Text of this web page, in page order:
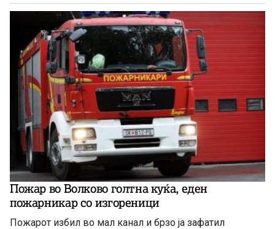
Пожар во Волково голтна куќа, еден
пожарникар со изгореници
Пожарот избил во мал канал и брзо ја зафатил